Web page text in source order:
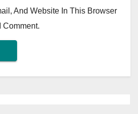
And Website In This Browser
Comment.